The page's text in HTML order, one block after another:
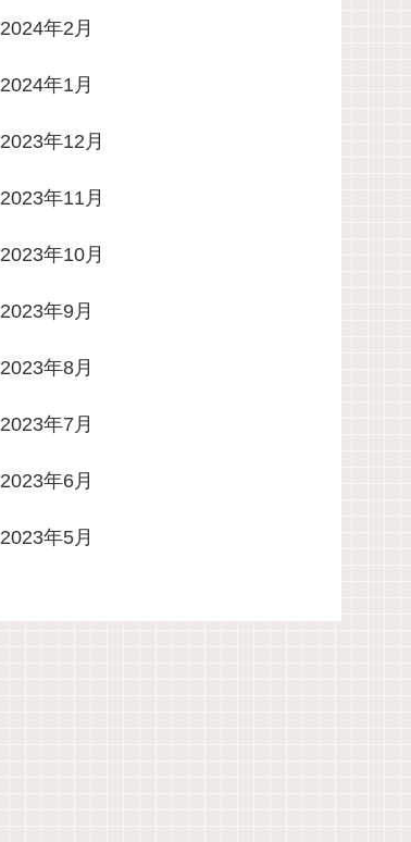
2024年2月
2024年1月
2023年12月
2023年11月
2023年10月
2023年9月
2023年8月
2023年7月
2023年6月
2023年5月